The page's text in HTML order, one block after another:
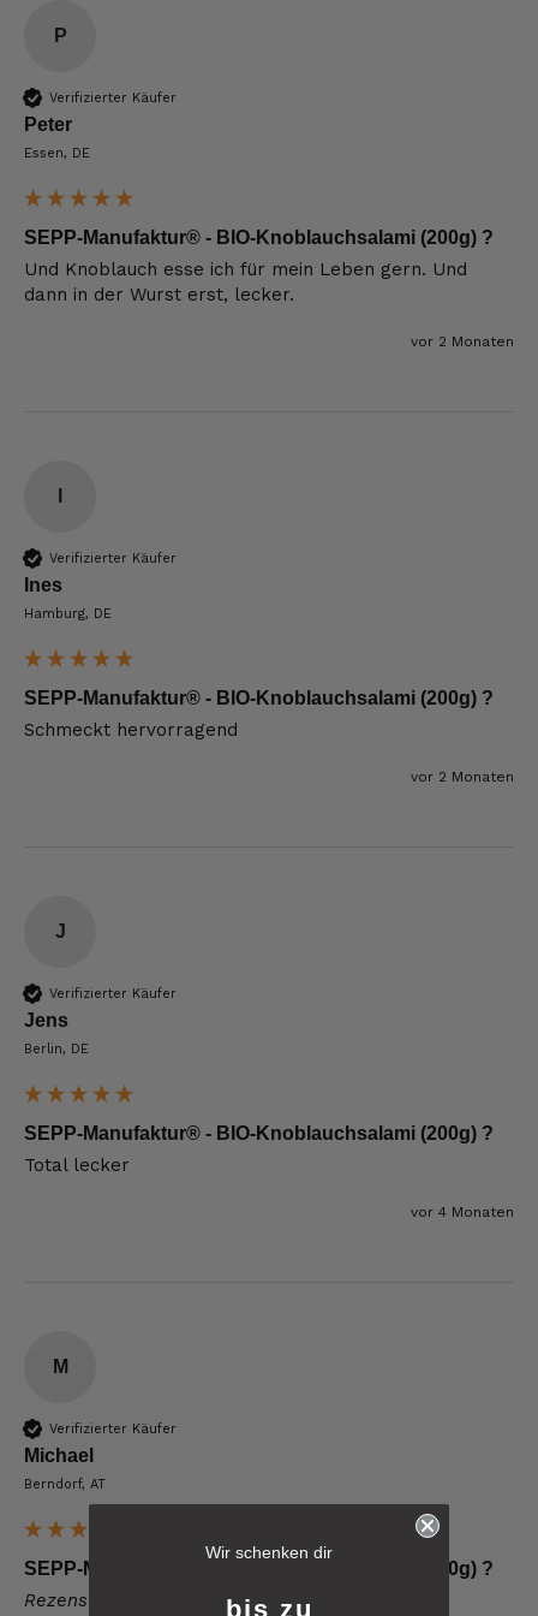
P
Verifizierter Käufer
Peter
Essen, DE
SEPP-Manufaktur® - BIO-Knoblauchsalami (200g) ?
Und Knoblauch esse ich für mein Leben gern. Und
dann in der Wurst erst, lecker.
vor 2 Monaten
Verifizierter Käufer
Ines
Hamburg, DE
SEPP-Manufaktur® - BIO-Knoblauchsalami (200g) ?
Schmeckt hervorragend
vor 2 Monaten
J
Verifizierter Käufer
Jens
Berlin, DE
SEPP-Manufaktur® - BIO-Knoblauchsalami (200g) ?
Total lecker
vor 4 Monaten
M
Verifizierter Käufer
Michael
Berndorf, AT
SEPP-Manufaktur® - BIO-Knoblauchsalami (200g) ?
Rezensent hat keine Kommentare hinterlassen.
rating 6.247
Wir schenken dir
bis zu